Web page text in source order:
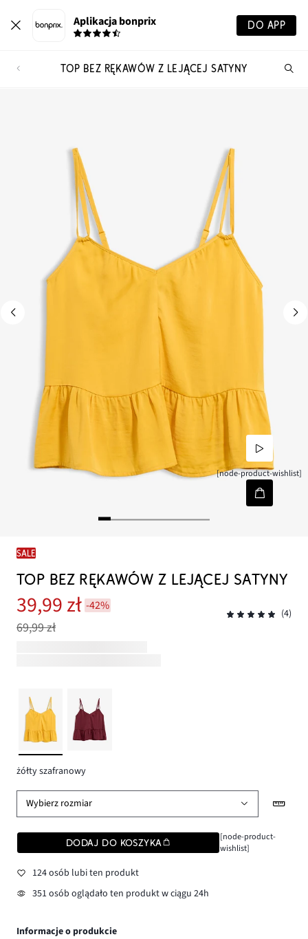
Aplikacja bonprix DO APP
TOP BEZ RĘKAWÓW Z LEJĄCEJ SATYNY
[node-product-wishlist]
SALE
TOP BEZ RĘKAWÓW Z LEJĄCEJ SATYNY
39,99 zł -42%
69,99 zł
(4)
żółty szafranowy
Wybierz rozmiar
DODAJ DO KOSZYKA
[node-product-
wishlist]
124 osób lubi ten produkt
351 osób oglądało ten produkt w ciągu 24h
Informacje o produkcie